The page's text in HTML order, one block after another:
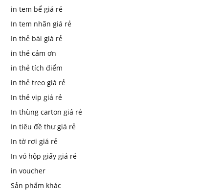
in tem bể giá rẻ
In tem nhãn giá rẻ
In thẻ bài giá rẻ
in thẻ cảm ơn
in thẻ tích điểm
in thẻ treo giá rẻ
In thẻ vip giá rẻ
In thùng carton giá rẻ
In tiêu đề thư giá rẻ
In tờ rơi giá rẻ
In vỏ hộp giấy giá rẻ
in voucher
Sản phẩm khác